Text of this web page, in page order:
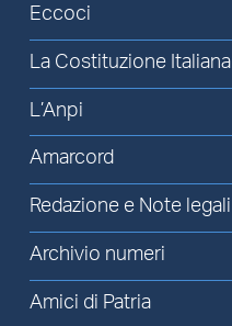
Eccoci
La Costituzione Italiana
L’Anpi
Amarcord
Redazione e Note legali
Archivio numeri
Amici di Patria